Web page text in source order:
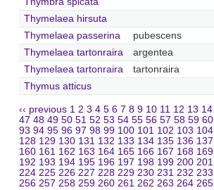
Thymelaea hirsuta
Thymelaea passerina
pubescens
Thymelaea tartonraira
argentea
Thymelaea tartonraira
tartonraira
Thymus atticus
‹‹ previous 1 2 3 4 5 6 7 8 9 10 11 12 13 14
47 48 49 50 51 52 53 54 55 56 57 58 59 60
93 94 95 96 97 98 99 100 101 102 103 104
128 129 130 131 132 133 134 135 136 137
160 161 162 163 164 165 166 167 168 169
192 193 194 195 196 197 198 199 200 201
224 225 226 227 228 229 230 231 232 233
256 257 258 259 260 261 262 263 264 265